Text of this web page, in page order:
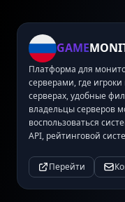
GAME
Платформа для
серверами, где
серверах, удобные
владельцы серверов
воспользоваться
API, рейтинговой
Перейти